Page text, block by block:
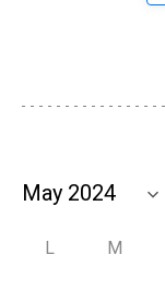
L M